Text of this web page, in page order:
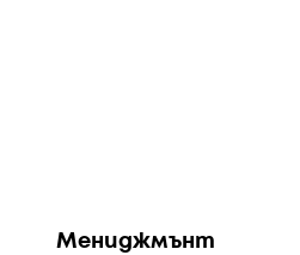
Мениджмънт